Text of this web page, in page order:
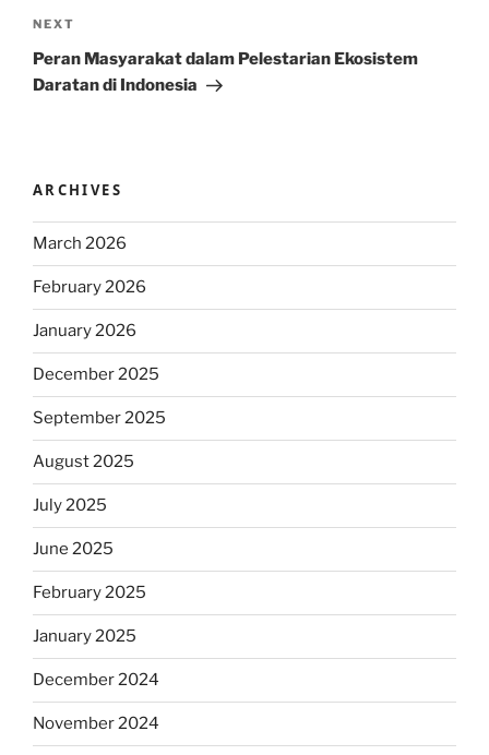
Next
Post
NEXT
Peran Masyarakat dalam Pelestarian Ekosistem
Daratan di Indonesia
ARCHIVES
March 2026
February 2026
January 2026
December 2025
September 2025
August 2025
July 2025
June 2025
February 2025
January 2025
December 2024
November 2024